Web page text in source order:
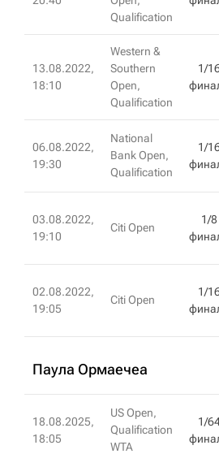
Qualification
13.08.2022,
18:10
Western &
Southern
Open,
Qualification
1/
06.08.2022,
19:30
National
Bank Open,
Qualification
1/
03.08.2022,
19:10
Citi Open
1/8
02.08.2022,
19:05
Citi Open
1/
Паула Ормаечеа
18.08.2025,
18:05
US Open,
Qualification
WTA
1/